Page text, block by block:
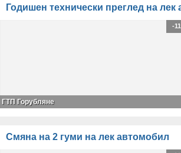
Годишен технически преглед на лек
-
ГТП Горубляне
Смяна на 2 гуми на лек автомобил